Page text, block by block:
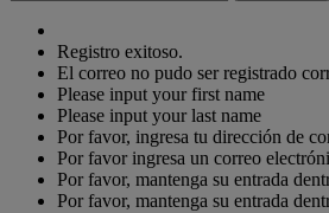
Registro exitoso.
El correo no pudo ser registrado
Please input your first name
Please input your last name
Por favor, ingresa tu dirección de
Por favor ingresa un correo
Por favor, mantenga su entrada
Por favor, mantenga su entrada